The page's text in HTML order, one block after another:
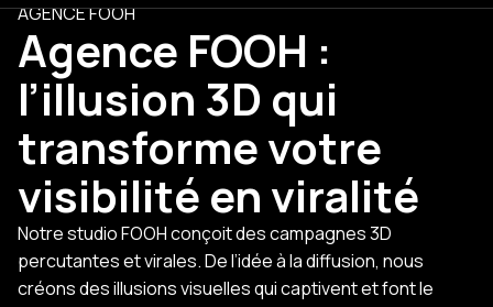
AGENCE FOOH
Agence FOOH :
l’illusion 3D qui
transforme votre
visibilité en viralité
Notre studio FOOH conçoit des campagnes 3D
percutantes et virales. De l’idée à la diffusion, nous
créons des illusions visuelles qui captivent et font le